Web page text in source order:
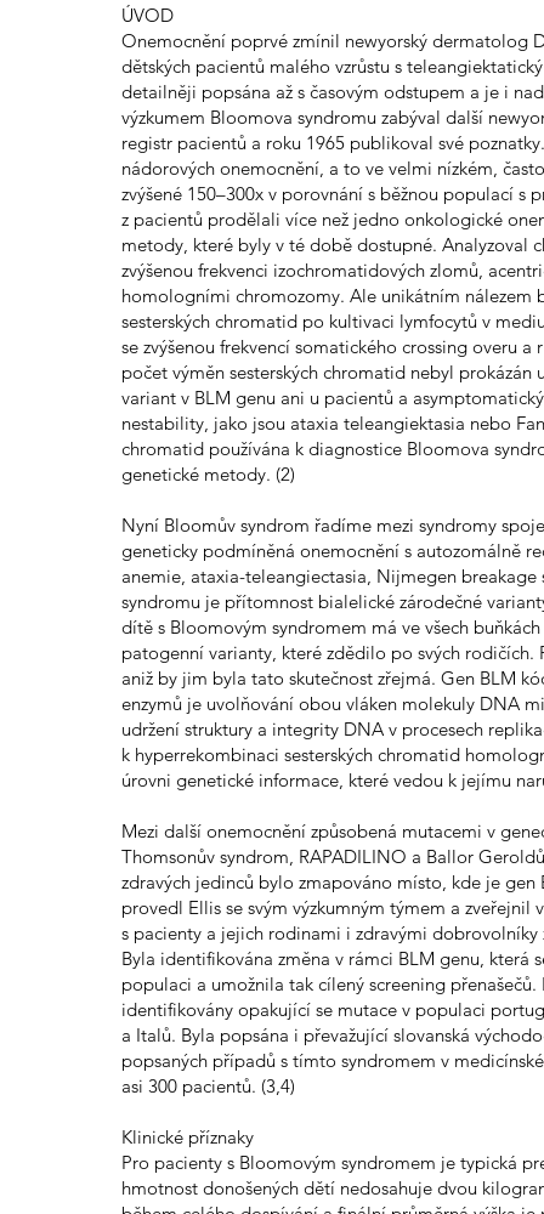
ÚVOD
Onemocnění poprvé zmínil newyorský dermatolog
dětských pacientů malého vzrůstu s
detailněji popsána až s časovým odstupem a je i
výzkumem Bloomova syndromu zabýval další
registr pacientů a roku 1965 publikoval své
nádorových onemocnění, a to ve velmi nízkém,
zvýšené 150–300x v porovnání s běžnou populací
z pacientů prodělali více než jedno onkologické
metody, které byly v té době dostupné. Analyzoval
zvýšenou frekvenci izochromatidových zlomů,
homologními chromozomy. Ale unikátním nálezem
sesterských chromatid po kultivaci lymfocytů v
se zvýšenou frekvencí somatického crossing overu
počet výměn sesterských chromatid nebyl
variant v BLM genu ani u pacientů a
nestability, jako jsou ataxia teleangiektasia nebo
chromatid používána k diagnostice Bloomova
genetické metody. (2)
Nyní Bloomův syndrom řadíme mezi syndromy
geneticky podmíněná onemocnění s autozomálně
anemie, ataxia-teleangiectasia, Nijmegen
syndromu je přítomnost bialelické zárodečné
dítě s Bloomovým syndromem má ve všech
patogenní varianty, které zdědilo po svých
aniž by jim byla tato skutečnost zřejmá. Gen BLM
enzymů je uvolňování obou vláken molekuly DNA
udržení struktury a integrity DNA v procesech
k hyperrekombinaci sesterských chromatid
úrovni genetické informace, které vedou k jejímu
Mezi další onemocnění způsobená mutacemi v
Thomsonův syndrom, RAPADILINO a Ballor
zdravých jedinců bylo zmapováno místo, kde je
provedl Ellis se svým výzkumným týmem a
s pacienty a jejich rodinami i zdravými dobrovolníky
Byla identifikována změna v rámci BLM genu, která
populaci a umožnila tak cílený screening
identifikovány opakující se mutace v populaci
a Italů. Byla popsána i převažující slovanská
popsaných případů s tímto syndromem v
asi 300 pacientů. (3,4)
Klinické příznaky
Pro pacienty s Bloomovým syndromem je typická
hmotnost donošených dětí nedosahuje dvou